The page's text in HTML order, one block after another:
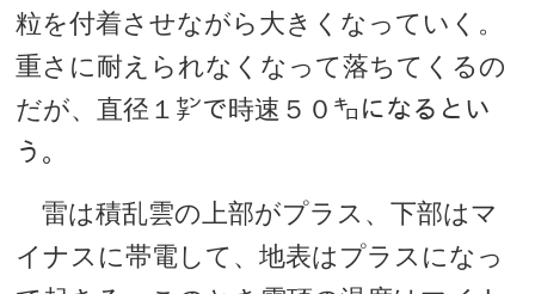
粒を付着させながら大きくなっていく。
重さに耐えられなくなって落ちてくるの
だが、直径１㌢で時速５０㌔になるとい
う。
雷は積乱雲の上部がプラス、下部はマ
イナスに帯電して、地表はプラスになっ